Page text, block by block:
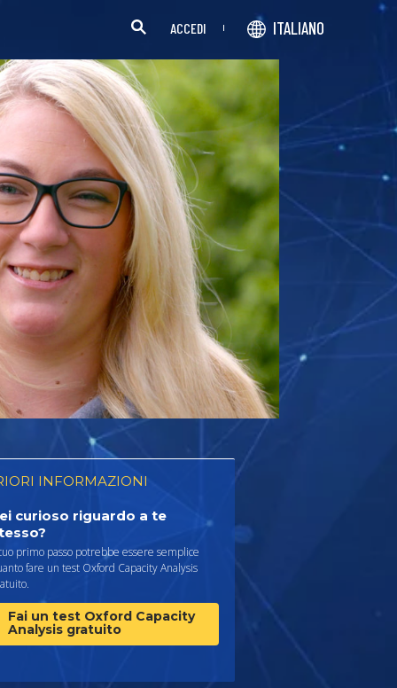
ACCEDI ITALIANO
INFORMAZIONI
curioso riguardo a te
primo passo potrebbe essere semplice
fare un test Oxford Capacity Analysis
Fai un test Oxford Capacity
Analysis gratuito